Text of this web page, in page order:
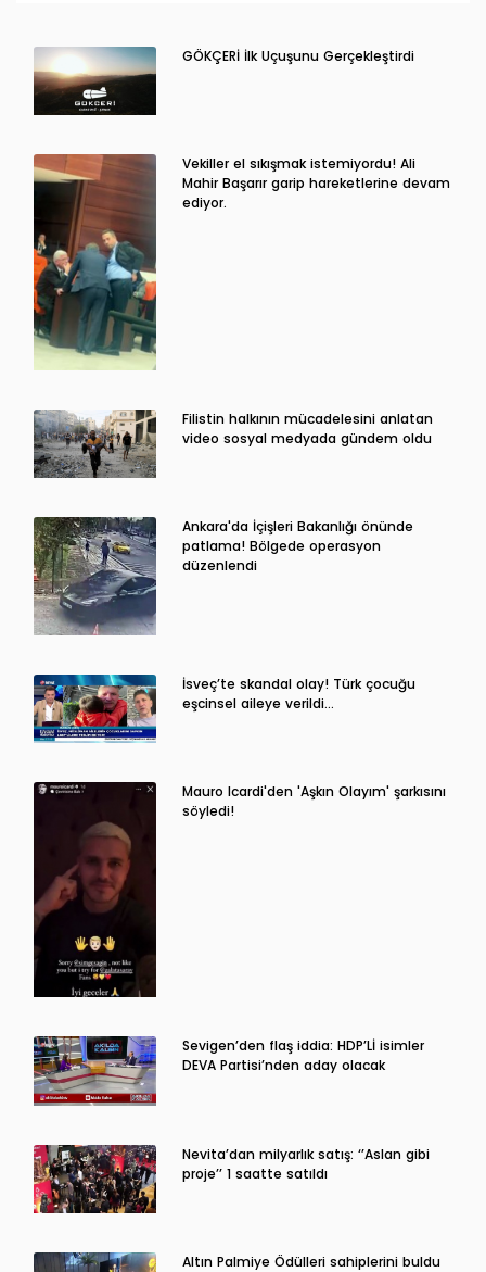
GÖKÇERİ İlk Uçuşunu Gerçekleştirdi
Vekiller el sıkışmak istemiyordu! Ali
Mahir Başarır garip hareketlerine devam
ediyor.
Filistin halkının mücadelesini anlatan
video sosyal medyada gündem oldu
Ankara'da İçişleri Bakanlığı önünde
patlama! Bölgede operasyon
düzenlendi
İsveç’te skandal olay! Türk çocuğu
eşcinsel aileye verildi…
Mauro Icardi'den 'Aşkın Olayım' şarkısını
söyledi!
Sevigen’den flaş iddia: HDP’Lİ isimler
DEVA Partisi’nden aday olacak
Nevita’dan milyarlık satış: ‘’Aslan gibi
proje’’ 1 saatte satıldı
Altın Palmiye Ödülleri sahiplerini buldu